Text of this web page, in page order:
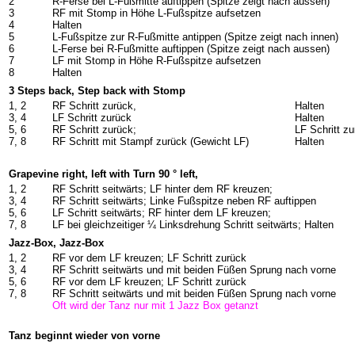
3
4
5
6
7
8
RF mit Stomp in Höhe L-Fußspitze aufsetzen
Halten
L-Fußspitze zur R-Fußmitte antippen (Spitze zeigt nach innen)
L-Ferse bei R-Fußmitte auftippen (Spitze zeigt nach aussen)
LF mit Stomp in Höhe R-Fußspitze aufsetzen
Halten
3 Steps back, Step back with Stomp
1, 2
3, 4
5, 6
7, 8
RF Schritt zurück,
LF Schritt zurück
RF Schritt zurück;
RF Schritt mit Stampf zurück (Gewicht LF)
Halten
Halten
LF Schritt
Halten
Grapevine right, left with Turn 90 ° left,
1, 2
3, 4
5, 6
7, 8
RF Schritt seitwärts; LF hinter dem RF kreuzen;
RF Schritt seitwärts; Linke Fußspitze neben RF auftippen
LF Schritt seitwärts; RF hinter dem LF kreuzen;
LF bei gleichzeitiger ¼ Linksdrehung Schritt seitwärts; Halten
Jazz-Box, Jazz-Box
1, 2
3, 4
5, 6
7, 8
RF vor dem LF kreuzen; LF Schritt zurück
RF Schritt seitwärts und mit beiden Füßen Sprung nach vorne
RF vor dem LF kreuzen; LF Schritt zurück
RF Schritt seitwärts und mit beiden Füßen Sprung nach vorne
Oft wird der Tanz nur mit 1 Jazz Box getanzt
Tanz beginnt wieder von vorne